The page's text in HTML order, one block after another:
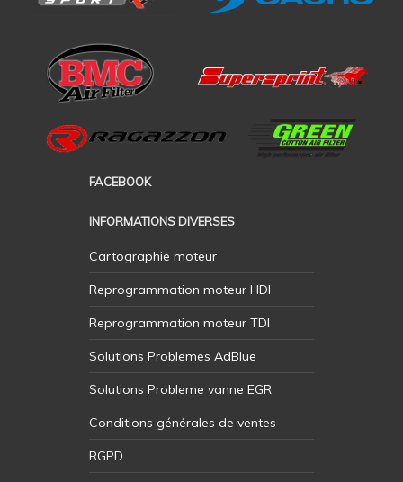
FACEBOOK
INFORMATIONS DIVERSES
Cartographie moteur
Reprogrammation moteur HDI
Reprogrammation moteur TDI
Solutions Problemes AdBlue
Solutions Probleme vanne EGR
Conditions générales de ventes
RGPD